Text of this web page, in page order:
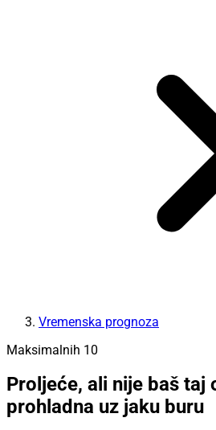
Vremenska prognoza
Maksimalnih 10
Proljeće, ali nije baš taj
prohladna uz jaku buru